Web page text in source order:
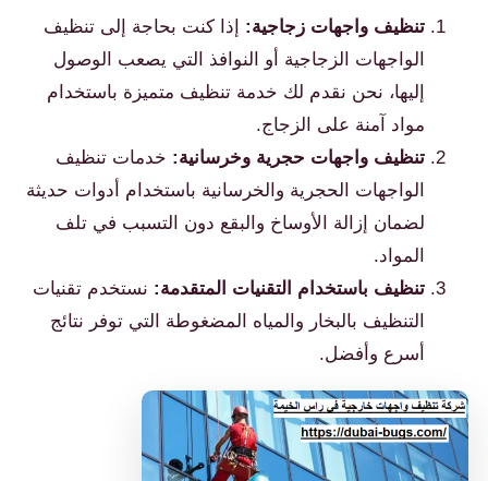
تنظيف واجهات زجاجية: إذا كنت بحاجة إلى تنظيف
الواجهات الزجاجية أو النوافذ التي يصعب الوصول
إليها، نحن نقدم لك خدمة تنظيف متميزة باستخدام
مواد آمنة على الزجاج.
تنظيف واجهات حجرية وخرسانية: خدمات تنظيف
الواجهات الحجرية والخرسانية باستخدام أدوات حديثة
لضمان إزالة الأوساخ والبقع دون التسبب في تلف
المواد.
تنظيف باستخدام التقنيات المتقدمة: نستخدم تقنيات
التنظيف بالبخار والمياه المضغوطة التي توفر نتائج
أسرع وأفضل.